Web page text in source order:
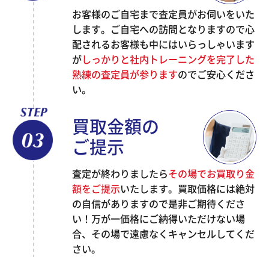
お客様のご自宅まで査定員がお伺いをいた
します。ご自宅への訪問となりますので心
配されるお客様も中にはいらっしゃいます
がしっかりと社内トレーニングを完了した
熟練の査定員が参りますのでご安心くださ
い。
買取金額の
ご提示
査定が終わりましたらその場でお買取り金
額をご提示いたします。買取価格には絶対
の自信がありますので是非ご期待くださ
い！万が一価格にご納得いただけない場
合、その場で遠慮なくキャンセルしてくだ
さい。